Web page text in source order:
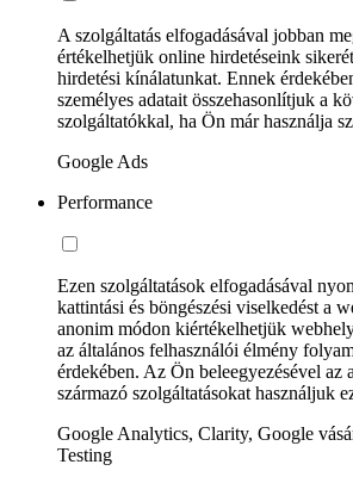
A szolgáltatás elfogadásával jobban
értékelhetjük online hirdetéseink
hirdetési kínálatunkat. Ennek
személyes adatait összehasonlítjuk a
szolgáltatókkal, ha Ön már használja
Google Ads
Performance
Ezen szolgáltatások elfogadásával
kattintási és böngészési viselkedést a
anonim módon kiértékelhetjük
az általános felhasználói élmény
érdekében. Az Ön beleegyezésével az
származó szolgáltatásokat használjuk
Google Analytics, Clarity, Google
Testing